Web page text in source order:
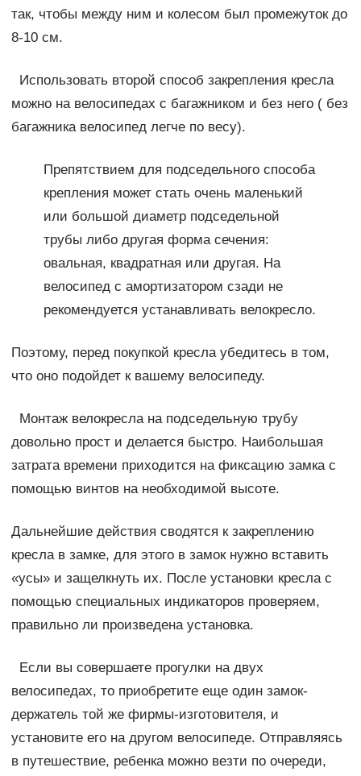
так, чтобы между ним и колесом был промежуток до
8-10 см.
Использовать второй способ закрепления кресла
можно на велосипедах с багажником и без него ( без
багажника велосипед легче по весу).
Препятствием для подседельного способа
крепления может стать очень маленький
или большой диаметр подседельной
трубы либо другая форма сечения:
овальная, квадратная или другая. На
велосипед с амортизатором сзади не
рекомендуется устанавливать велокресло.
Поэтому, перед покупкой кресла убедитесь в том,
что оно подойдет к вашему велосипеду.
Монтаж велокресла на подседельную трубу
довольно прост и делается быстро. Наибольшая
затрата времени приходится на фиксацию замка с
помощью винтов на необходимой высоте.
Дальнейшие действия сводятся к закреплению
кресла в замке, для этого в замок нужно вставить
«усы» и защелкнуть их. После установки кресла с
помощью специальных индикаторов проверяем,
правильно ли произведена установка.
Если вы совершаете прогулки на двух
велосипедах, то приобретите еще один замок-
держатель той же фирмы-изготовителя, и
установите его на другом велосипеде. Отправляясь
в путешествие, ребенка можно везти по очереди,